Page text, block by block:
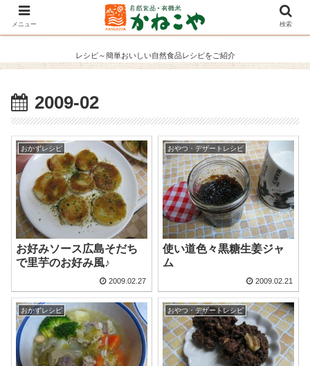
レシピ～簡単おいしい自然食品レシピをご紹介
2009-02
おかずレシピ
お好みソース広島そだち
で里芋のお好み風♪
2009.02.27
おやつ・デザートレシピ
使い道色々黒糖生姜ジャ
ム
2009.02.21
おかずレシピ おやつ・デザートレシピ
メニュー 検索